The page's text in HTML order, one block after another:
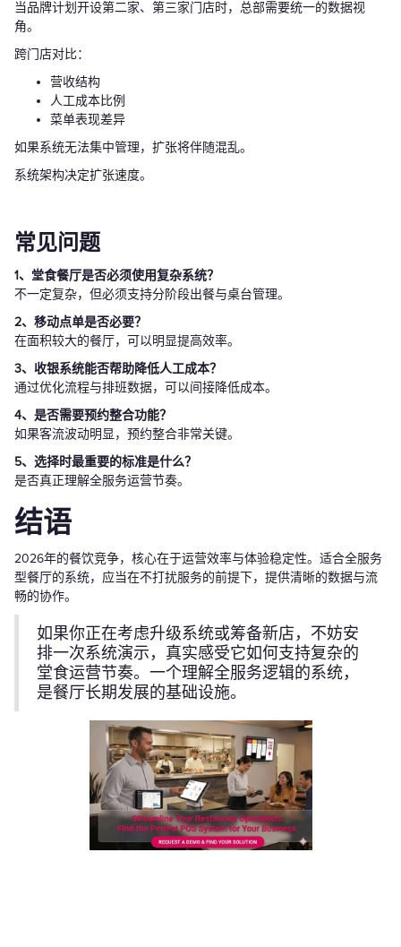
当品牌计划开设第二家、第三家门店时，总部需要统一的数据视
角。
跨门店对比：
营收结构
人工成本比例
菜单表现差异
如果系统无法集中管理，扩张将伴随混乱。
系统架构决定扩张速度。
常见问题
1、堂食餐厅是否必须使用复杂系统？
不一定复杂，但必须支持分阶段出餐与桌台管理。
2、移动点单是否必要？
在面积较大的餐厅，可以明显提高效率。
3、收银系统能否帮助降低人工成本？
通过优化流程与排班数据，可以间接降低成本。
4、是否需要预约整合功能？
如果客流波动明显，预约整合非常关键。
5、选择时最重要的标准是什么？
是否真正理解全服务运营节奏。
结语
2026年的餐饮竞争，核心在于运营效率与体验稳定性。适合全服务
型餐厅的系统，应当在不打扰服务的前提下，提供清晰的数据与流
畅的协作。
如果你正在考虑升级系统或筹备新店，不妨安
排一次系统演示，真实感受它如何支持复杂的
堂食运营节奏。一个理解全服务逻辑的系统，
是餐厅长期发展的基础设施。